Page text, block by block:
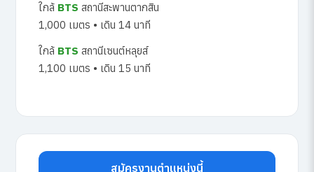
ใกล้ BTS สถานีสะพานตากสิน
1,000 เมตร • เดิน 14 นาที
ใกล้ BTS สถานีเซนต์หลุยส์
1,100 เมตร • เดิน 15 นาที
สมัครงานตำแหน่งนี้